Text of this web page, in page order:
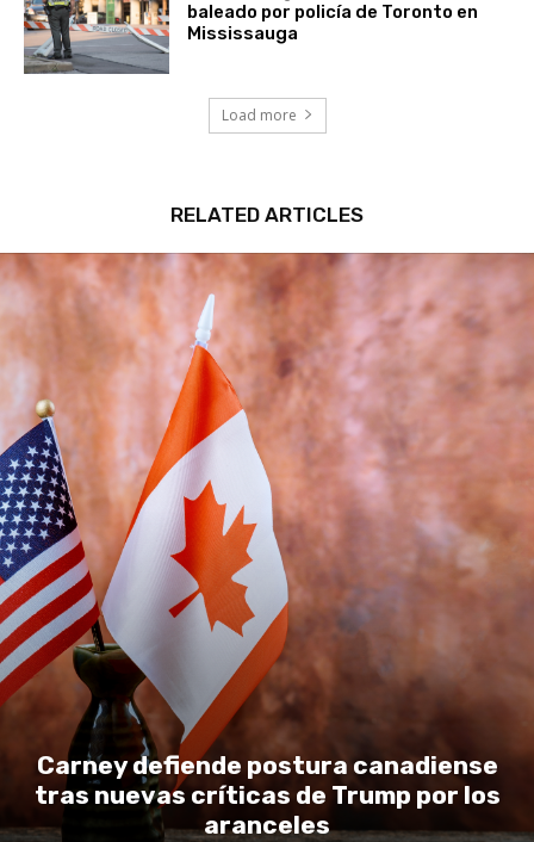
baleado por policía de Toronto en
Mississauga
Load more
RELATED ARTICLES
Carney defiende postura canadiense
tras nuevas críticas de Trump por los
aranceles